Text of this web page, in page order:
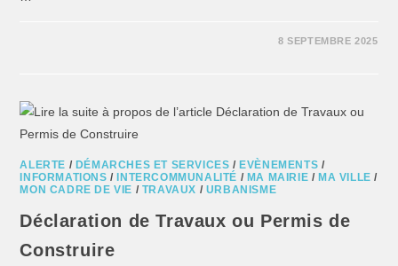
8 SEPTEMBRE 2025
ALERTE / DÉMARCHES ET SERVICES /EVÈNEMENTS /
INFORMATIONS /INTERCOMMUNALITÉ / MA MAIRIE /MA VILLE /
MON CADRE DE VIE / TRAVAUX / URBANISME
Déclaration de Travaux ou Permis de
Construire